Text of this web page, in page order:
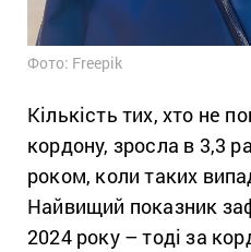
Фото: Freepik
Кількість тих, хто не
кордону, зросла в 3,3
роком, коли таких
Найвищий показник
2024 року – тоді за